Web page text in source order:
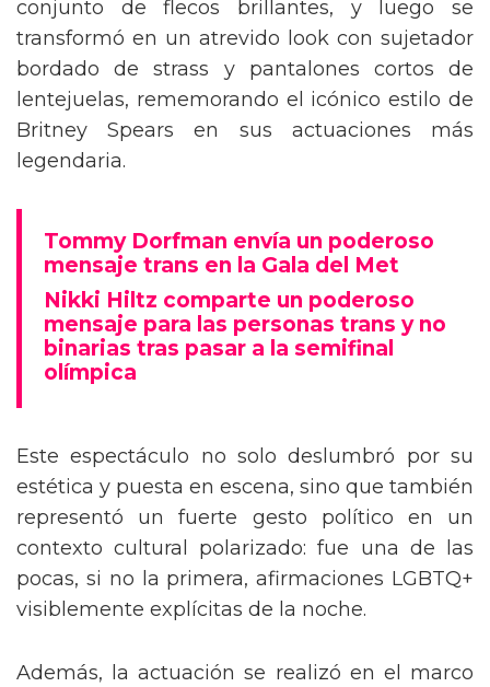
conjunto de flecos brillantes, y luego se
transformó en un atrevido look con sujetador
bordado de strass y pantalones cortos de
lentejuelas, rememorando el icónico estilo de
Britney Spears en sus actuaciones más
legendaria.
Tommy Dorfman envía un poderoso
mensaje trans en la Gala del Met
Nikki Hiltz comparte un poderoso
mensaje para las personas trans y no
binarias tras pasar a la semifinal
olímpica
Este espectáculo no solo deslumbró por su
estética y puesta en escena, sino que también
representó un fuerte gesto político en un
contexto cultural polarizado: fue una de las
pocas, si no la primera, afirmaciones LGBTQ+
visiblemente explícitas de la noche.
Además, la actuación se realizó en el marco